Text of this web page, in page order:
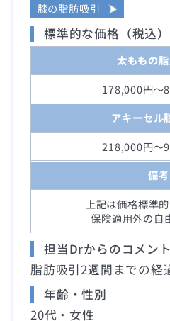
膝の脂肪吸引
標準的な価格（税込）
太ももの
178,000円～
アキーセル
218,000円～
備考
上記は価格標準
保険適用外の自
担当Drからのコメント
脂肪吸引2週間までの経
年齢・性別
20代・女性